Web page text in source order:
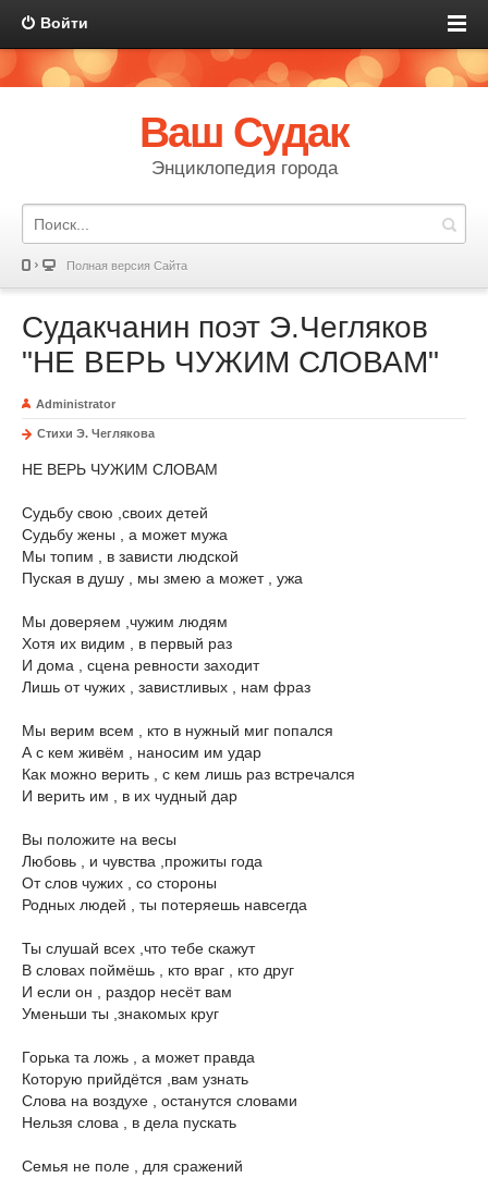
Войти
Ваш Судак
Энциклопедия города
Полная версия Сайта
Судакчанин поэт Э.Чегляков
"НЕ ВЕРЬ ЧУЖИМ СЛОВАМ"
Administrator
Стихи Э. Чеглякова
НЕ ВЕРЬ ЧУЖИМ СЛОВАМ
Судьбу свою ,своих детей
Судьбу жены , а может мужа
Мы топим , в зависти людской
Пуская в душу , мы змею а может , ужа
Мы доверяем ,чужим людям
Хотя их видим , в первый раз
И дома , сцена ревности заходит
Лишь от чужих , завистливых , нам фраз
Мы верим всем , кто в нужный миг попался
А с кем живём , наносим им удар
Как можно верить , с кем лишь раз встречался
И верить им , в их чудный дар
Вы положите на весы
Любовь , и чувства ,прожиты года
От слов чужих , со стороны
Родных людей , ты потеряешь навсегда
Ты слушай всех ,что тебе скажут
В словах поймёшь , кто враг , кто друг
И если он , раздор несёт вам
Уменьши ты ,знакомых круг
Горька та ложь , а может правда
Которую прийдётся ,вам узнать
Слова на воздухе , останутся словами
Нельзя слова , в дела пускать
Семья не поле , для сражений